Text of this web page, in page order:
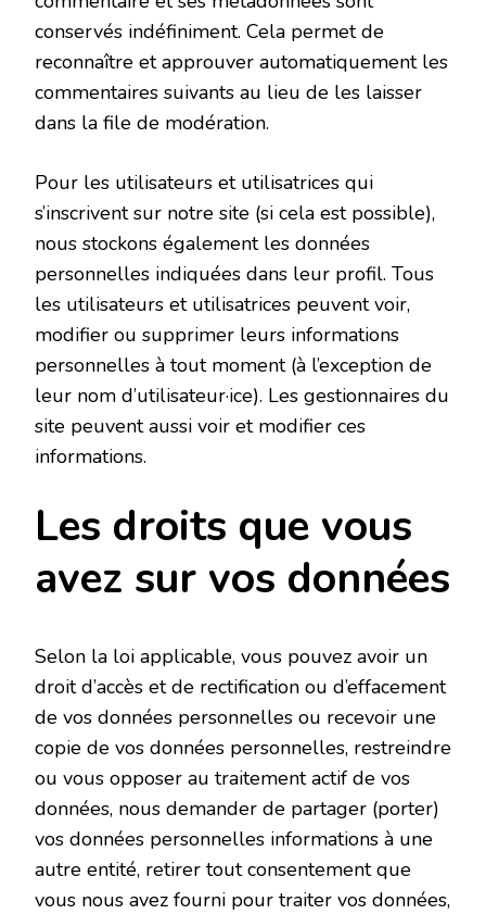
conservés indéfiniment. Cela permet de
reconnaître et approuver automatiquement les
commentaires suivants au lieu de les laisser
dans la file de modération.
Pour les utilisateurs et utilisatrices qui
s’inscrivent sur notre site (si cela est possible),
nous stockons également les données
personnelles indiquées dans leur profil. Tous
les utilisateurs et utilisatrices peuvent voir,
modifier ou supprimer leurs informations
personnelles à tout moment (à l’exception de
leur nom d’utilisateur·ice). Les gestionnaires du
site peuvent aussi voir et modifier ces
informations.
Les droits que vous
avez sur vos données
Selon la loi applicable, vous pouvez avoir un
droit d’accès et de rectification ou d’effacement
de vos données personnelles ou recevoir une
copie de vos données personnelles, restreindre
ou vous opposer au traitement actif de vos
données, nous demander de partager (porter)
vos données personnelles informations à une
autre entité, retirer tout consentement que
vous nous avez fourni pour traiter vos données,